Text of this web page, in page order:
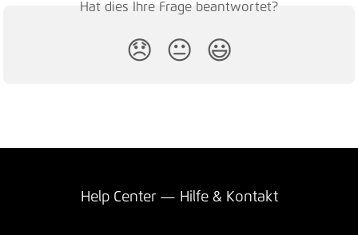
Hat dies Ihre Frage beantwortet?
😞 😐 😃
Help Center — Hilfe & Kontakt